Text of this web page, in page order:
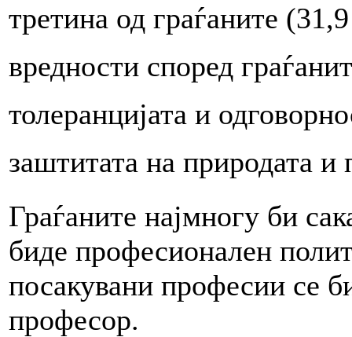
третина од граѓаните
вредности според
толеранцијата и
заштитата на природата и
Граѓаните најмногу би
биде професионален
посакувани професии се
професор.